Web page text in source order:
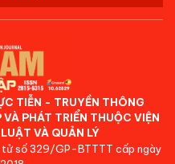
TIỄN - TRUYỀN THÔNG
PHÁT TRIỂN THUỘC VIỆN
VÀ QUẢN LÝ
số 329/GP-BTTTT cấp ngày